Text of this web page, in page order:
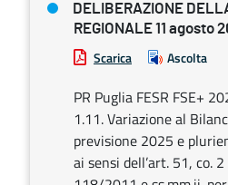
DELIBERAZIONE
REGIONALE 11 agosto
Scarica Ascolta
PR Puglia FESR FSE+
1.11. Variazione al
previsione 2025 e
ai sensi dell’art. 51, co.